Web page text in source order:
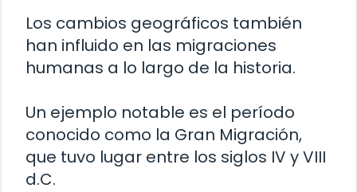
Los cambios geográficos también
han influido en las migraciones
humanas a lo largo de la historia.
Un ejemplo notable es el período
conocido como la Gran Migración,
que tuvo lugar entre los siglos IV y VIII
d.C.